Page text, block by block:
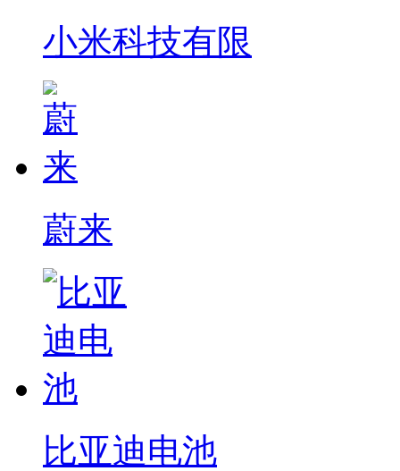
小米科技有限
蔚来
比亚迪电池